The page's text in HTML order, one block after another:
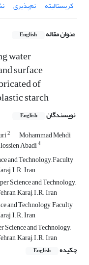
کریستالیته نم‌پذیری
عنوان مقاله English
water
surface
of
starch
نویسندگان English
2 Mohammad Mehdi
Abadi4
and Technology, Faculty
I.R. Iran
Science and Technology,
Karaj, I.R. Iran
and Technology, Faculty
I.R. Iran
Science and Technology,
Karaj, I.R. Iran
چکیده
English